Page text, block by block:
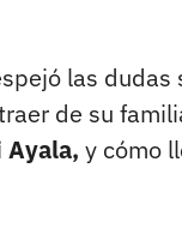
las
de su
Ayala, y cómo